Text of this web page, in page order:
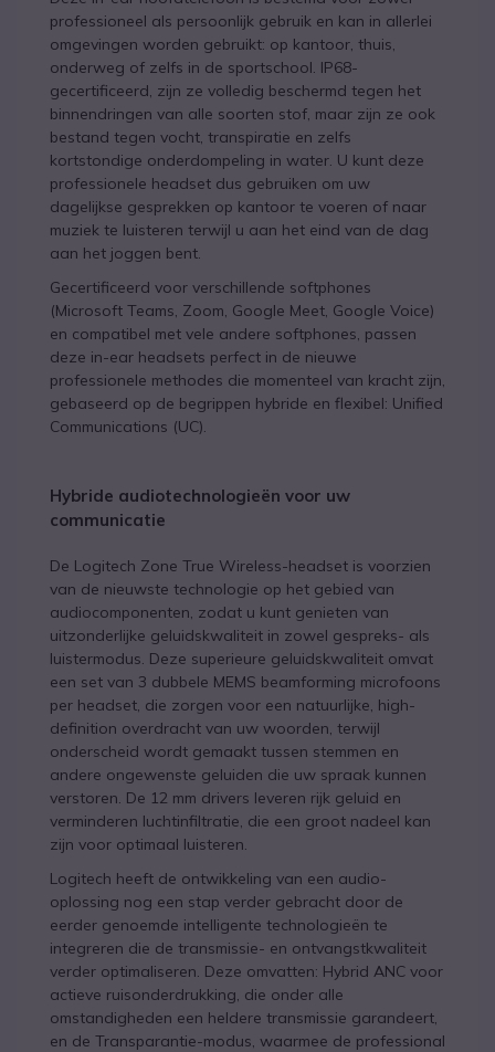
professioneel als persoonlijk gebruik en kan in allerlei
omgevingen worden gebruikt: op kantoor, thuis,
onderweg of zelfs in de sportschool. IP68-
gecertificeerd, zijn ze volledig beschermd tegen het
binnendringen van alle soorten stof, maar zijn ze ook
bestand tegen vocht, transpiratie en zelfs
kortstondige onderdompeling in water. U kunt deze
professionele headset dus gebruiken om uw
dagelijkse gesprekken op kantoor te voeren of naar
muziek te luisteren terwijl u aan het eind van de dag
aan het joggen bent.
Gecertificeerd voor verschillende softphones
(Microsoft Teams, Zoom, Google Meet, Google Voice)
en compatibel met vele andere softphones, passen
deze in-ear headsets perfect in de nieuwe
professionele methodes die momenteel van kracht zijn,
gebaseerd op de begrippen hybride en flexibel: Unified
Communications (UC).
Hybride audiotechnologieën voor uw
communicatie
De Logitech Zone True Wireless-headset is voorzien
van de nieuwste technologie op het gebied van
audiocomponenten, zodat u kunt genieten van
uitzonderlijke geluidskwaliteit in zowel gespreks- als
luistermodus. Deze superieure geluidskwaliteit omvat
een set van 3 dubbele MEMS beamforming microfoons
per headset, die zorgen voor een natuurlijke, high-
definition overdracht van uw woorden, terwijl
onderscheid wordt gemaakt tussen stemmen en
andere ongewenste geluiden die uw spraak kunnen
verstoren. De 12 mm drivers leveren rijk geluid en
verminderen luchtinfiltratie, die een groot nadeel kan
zijn voor optimaal luisteren.
Logitech heeft de ontwikkeling van een audio-
oplossing nog een stap verder gebracht door de
eerder genoemde intelligente technologieën te
integreren die de transmissie- en ontvangstkwaliteit
verder optimaliseren. Deze omvatten: Hybrid ANC voor
actieve ruisonderdrukking, die onder alle
omstandigheden een heldere transmissie garandeert,
en de Transparantie-modus, waarmee de professional